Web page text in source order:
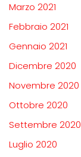
Marzo 2021
Febbraio 2021
Gennaio 2021
Dicembre 2020
Novembre 2020
Ottobre 2020
Settembre 2020
Luglio 2020